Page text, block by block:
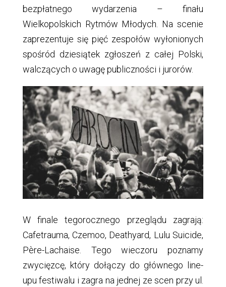
bezpłatnego wydarzenia – finału
Wielkopolskich Rytmów Młodych. Na scenie
zaprezentuje się pięć zespołów wyłonionych
spośród dziesiątek zgłoszeń z całej Polski,
walczących o uwagę publiczności i jurorów.
W finale tegorocznego przeglądu zagrają:
Cafetrauma, Czemoo, Deathyard, Lulu Suicide,
Père-Lachaise. Tego wieczoru poznamy
zwycięzcę, który dołączy do głównego line-
upu festiwalu i zagra na jednej ze scen przy ul.